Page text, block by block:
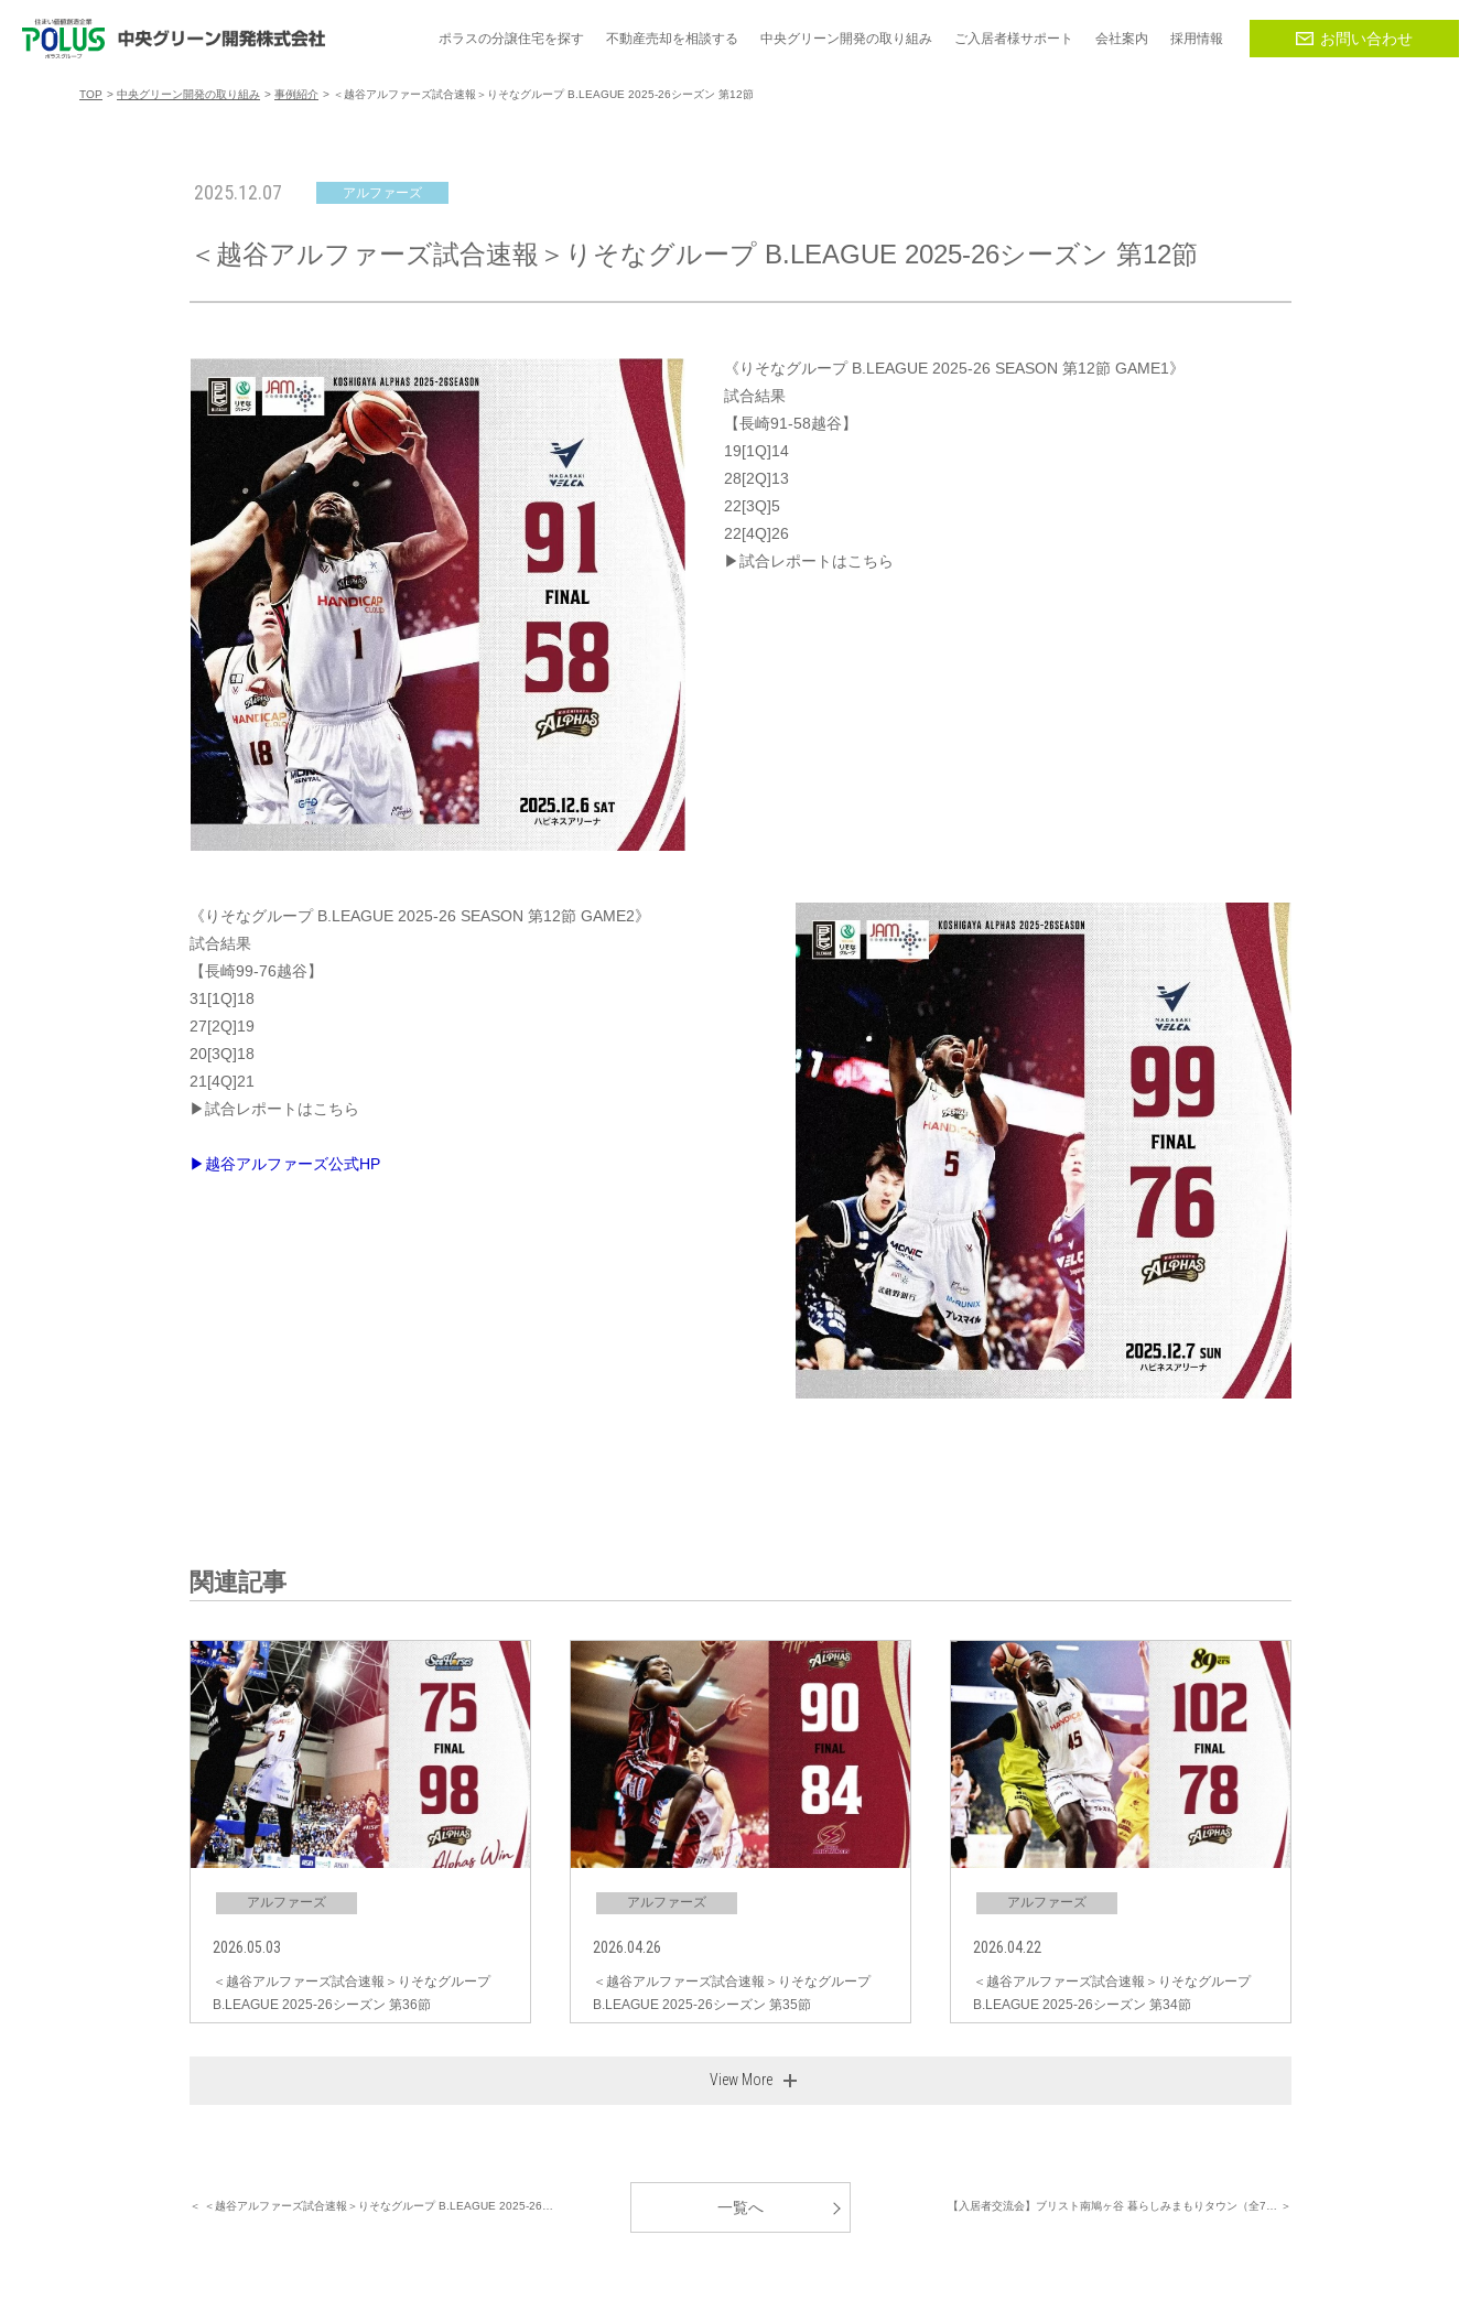
ポラスの分譲住宅を探す
ポラスの分譲住宅を探す
ブランドから探す 地図から探す
施工実績を見る
ご入居までの流れ ポラスのメルマガ登録
不動産売却を相談する 中央グリーン開発の取り組み
中央グリーン開発の取り組み
ご入居者様サポート 会社案内 採用情報 お問い合わせ
TOP > 中央グリーン開発の取り組み > 事例紹介 > ＜越谷アルファーズ試合速報＞りそなグループ B.LEAGUE 2025-26シーズン 第12節
2025.12.07 アルファーズ
＜越谷アルファーズ試合速報＞りそなグループ B.LEAGUE 2025-26シーズン 第12節
《りそなグループ B.LEAGUE 2025-26 SEASON 第12節 GAME1》
試合結果
【長崎91-58越谷】
19[1Q]14
28[2Q]13
22[3Q]5
22[4Q]26
▶試合レポートはこちら
《りそなグループ B.LEAGUE 2025-26 SEASON 第12節 GAME2》
試合結果
【長崎99-76越谷】
31[1Q]18
27[2Q]19
20[3Q]18
21[4Q]21
▶試合レポートはこちら
▶越谷アルファーズ公式HP
関連記事
アルファーズ
2026.05.03
＜越谷アルファーズ試合速報＞りそなグループ
B.LEAGUE 2025-26シーズン 第36節
アルファーズ
2026.04.26
＜越谷アルファーズ試合速報＞りそなグループ
B.LEAGUE 2025-26シーズン 第35節
アルファーズ
2026.04.22
＜越谷アルファーズ試合速報＞りそなグループ
B.LEAGUE 2025-26シーズン 第34節
View More
＜ ＜越谷アルファーズ試合速報＞りそなグループ B.LEAGUE 2025-26… 【入居者交流会】ブリスト南鳩ヶ谷 暮らしみまもりタウン（全7… ＞
一覧へ